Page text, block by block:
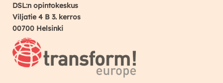
DSL:n opintokeskus
Viljatie 4 B 3. kerros
00700 Helsinki